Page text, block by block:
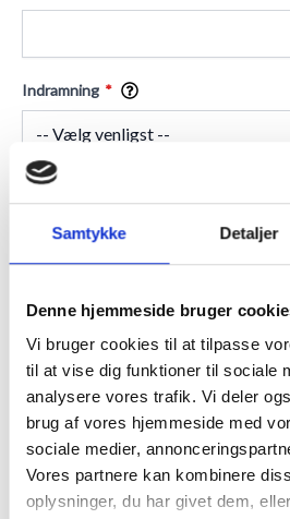
Samtykke Detaljer
Denne hjemmeside bruger
Vi bruger cookies til at tilpasse
til at vise dig funktioner til sociale
analysere vores trafik. Vi deler
brug af vores hjemmeside med
sociale medier,
Vores partnere kan kombinere
oplysninger, du har givet dem,
Indramning
★Anmeldt til
ANMELDT TIL 5/5★ 1-3 DAGES
BESKRIVELSE
Rammens mål:
Det mål du skal angive på rammen, er
altid skal svare til rammens glasmål.
Passepartout: